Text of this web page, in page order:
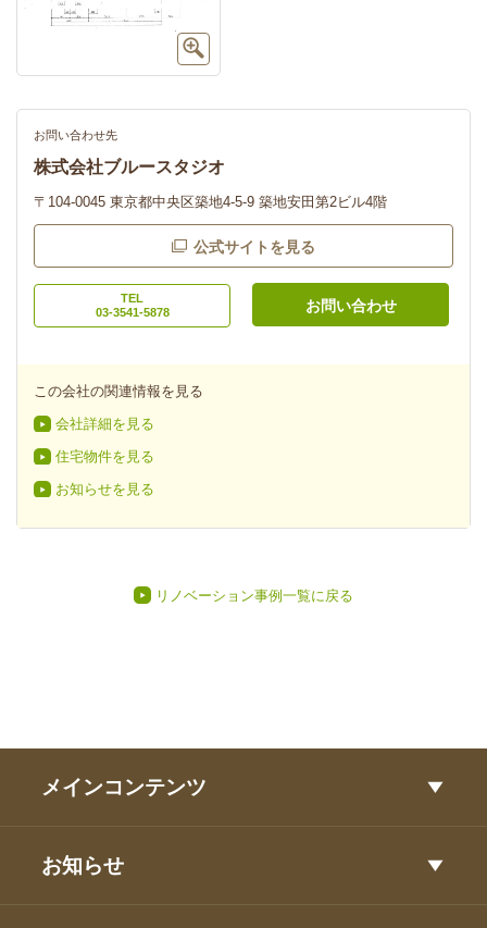
お問い合わせ先
株式会社ブルースタジオ
〒104-0045 東京都中央区築地4-5-9 築地安田第2ビル4階
公式サイトを見る
TEL
03-3541-5878
お問い合わせ
この会社の関連情報を見る
会社詳細を見る
住宅物件を見る
お知らせを見る
リノベーション事例一覧に戻る
メインコンテンツ
お知らせ